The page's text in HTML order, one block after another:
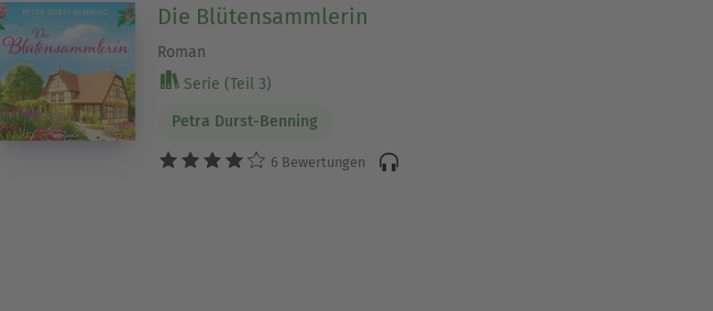
Die Blütensammlerin
Roman
Serie (Teil 3)
Petra Durst-Benning
6 Bewertungen